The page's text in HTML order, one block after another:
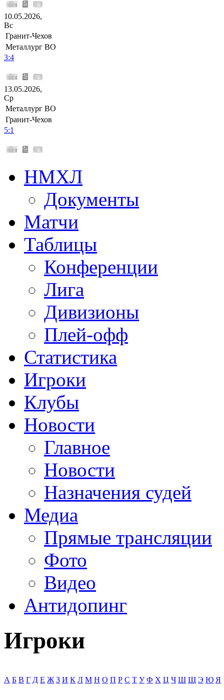
10.05.2026,
Вс
Гранит-Чехов
Металлург ВО
3:4
13.05.2026,
Ср
Металлург ВО
Гранит-Чехов
5:1
НМХЛ
Документы
Матчи
Таблицы
Конференции
Лига
Дивизионы
Плей-офф
Статистика
Игроки
Клубы
Новости
Главное
Новости
Назначения судей
Медиа
Прямые трансляции
Фото
Видео
Антидопинг
Игроки
А Б В Г Д Е Ж З И К Л М Н О П Р С Т У Ф Х Ц Ч Ш Щ Э Ю Я